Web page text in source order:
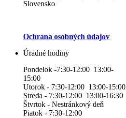
Slovensko
Ochrana osobných údajov
Úradné hodiny
Pondelok -7:30-12:00 13:00-
15:00
Utorok - 7:30-12:00 13:00-15:00
Streda - 7:30-12:00 13:00-16:30
Štvrtok - Nestránkový deň
Piatok - 7:30-12:00